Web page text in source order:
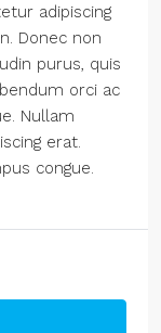
adipiscing
Donec non
purus, quis
orci ac
Nullam
erat.
congue.